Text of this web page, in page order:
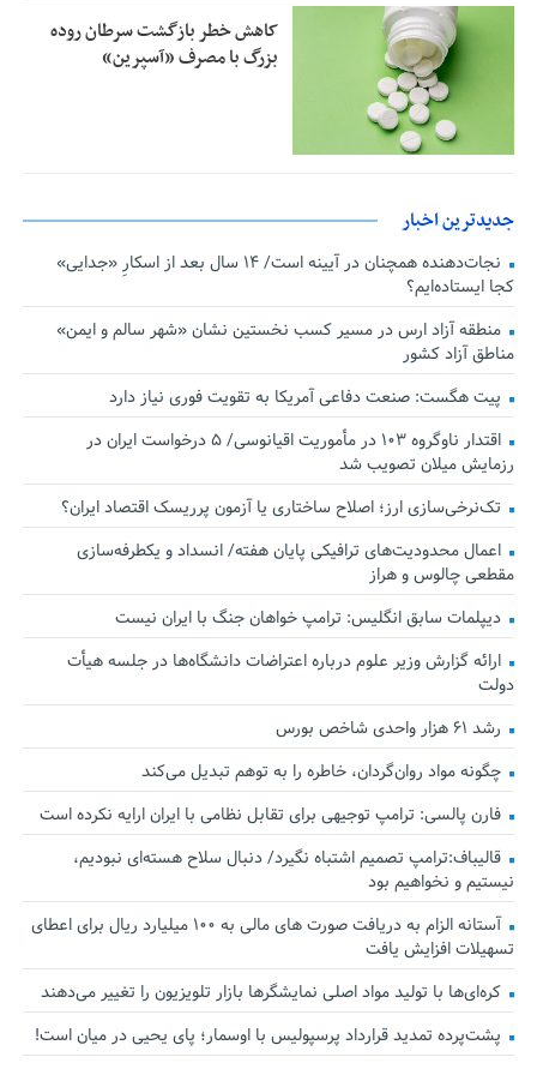
کاهش خطر بازگشت سرطان روده
بزرگ با مصرف «آسپرین»
جدیدترین اخبار
نجات‌دهنده‌ همچنان در آیینه است/ ۱۴ سال بعد از اسکارِ «جدایی»
کجا ایستاده‌ایم؟
منطقه آزاد ارس در مسیر کسب نخستین نشان «شهر سالم و ایمن»
مناطق آزاد کشور
پیت هگست: صنعت دفاعی آمریکا به تقویت فوری نیاز دارد
اقتدار ناوگروه ۱۰۳ در مأموریت‌ اقیانوسی/ ۵ درخواست ایران در
رزمایش میلان تصویب شد
تک‌نرخی‌سازی ارز؛ اصلاح ساختاری یا آزمون پرریسک اقتصاد ایران؟
اعمال محدودیت‌های ترافیکی پایان هفته/ انسداد و یکطرفه‌سازی
مقطعی چالوس و هراز
دیپلمات سابق انگلیس:‌ ترامپ خواهان جنگ با ایران نیست
ارائه گزارش وزیر علوم درباره اعتراضات دانشگاه‌ها در جلسه هیأت
دولت
رشد ۶۱ هزار واحدی شاخص بورس
چگونه مواد روان‌گردان، خاطره را به توهم تبدیل می‌کند
فارن پالسی: ترامپ توجیهی برای تقابل نظامی با ایران ارایه نکرده است
قالیباف:ترامپ تصمیم اشتباه نگیرد/ دنبال سلاح هسته‌ای نبودیم،
نیستیم و نخواهیم بود
آستانه الزام به دریافت صورت های مالی به ۱۰۰ میلیارد ریال برای اعطای
تسهیلات افزایش یافت
کره‌ای‌ها با تولید مواد اصلی نمایشگرها بازار تلویزیون را تغییر می‌دهند
پشت‌پرده تمدید قرارداد پرسپولیس با اوسمار؛ پای یحیی در میان است!